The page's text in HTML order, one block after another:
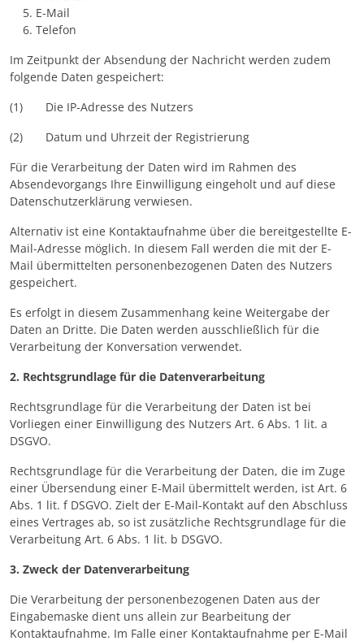
E-Mail
Telefon
Im Zeitpunkt der Absendung der Nachricht werden zudem
folgende Daten gespeichert:
(1) Die IP-Adresse des Nutzers
(2) Datum und Uhrzeit der Registrierung
Für die Verarbeitung der Daten wird im Rahmen des
Absendevorgangs Ihre Einwilligung eingeholt und auf diese
Datenschutzerklärung verwiesen.
Alternativ ist eine Kontaktaufnahme über die bereitgestellte E-
Mail-Adresse möglich. In diesem Fall werden die mit der E-
Mail übermittelten personenbezogenen Daten des Nutzers
gespeichert.
Es erfolgt in diesem Zusammenhang keine Weitergabe der
Daten an Dritte. Die Daten werden ausschließlich für die
Verarbeitung der Konversation verwendet.
2. Rechtsgrundlage für die Datenverarbeitung
Rechtsgrundlage für die Verarbeitung der Daten ist bei
Vorliegen einer Einwilligung des Nutzers Art. 6 Abs. 1 lit. a
DSGVO.
Rechtsgrundlage für die Verarbeitung der Daten, die im Zuge
einer Übersendung einer E-Mail übermittelt werden, ist Art. 6
Abs. 1 lit. f DSGVO. Zielt der E-Mail-Kontakt auf den Abschluss
eines Vertrages ab, so ist zusätzliche Rechtsgrundlage für die
Verarbeitung Art. 6 Abs. 1 lit. b DSGVO.
3. Zweck der Datenverarbeitung
Die Verarbeitung der personenbezogenen Daten aus der
Eingabemaske dient uns allein zur Bearbeitung der
Kontaktaufnahme. Im Falle einer Kontaktaufnahme per E-Mail